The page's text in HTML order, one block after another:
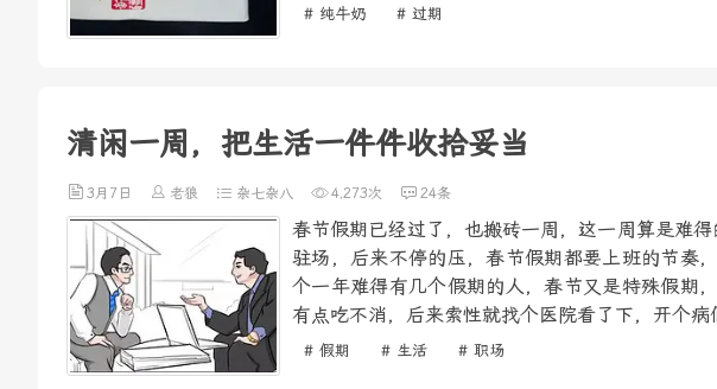
# 纯牛奶 # 过期
清闲一周，把生活一件件收拾妥当
3月7日 老狼 杂七杂八 4,273次 24条
春节假期已经过了，也搬砖一周，这一周算是难
驻场，后来不停的压，春节假期都要上班的节奏
个一年难得有几个假期的人，春节又是特殊假期
有点吃不消，后来索性就找个医院看了下，开个
# 假期 # 生活 # 职场